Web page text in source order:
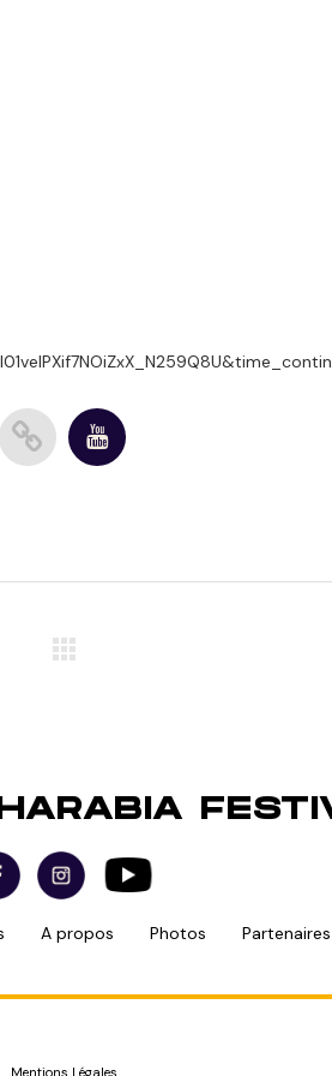
A propos Photos